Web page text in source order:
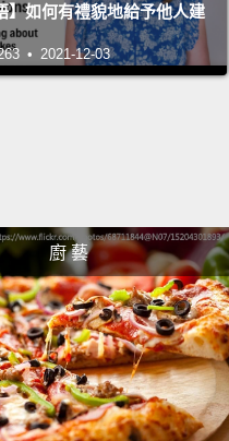
】如何有禮貌地給予他人建
• 2021-12-03
廚 藝